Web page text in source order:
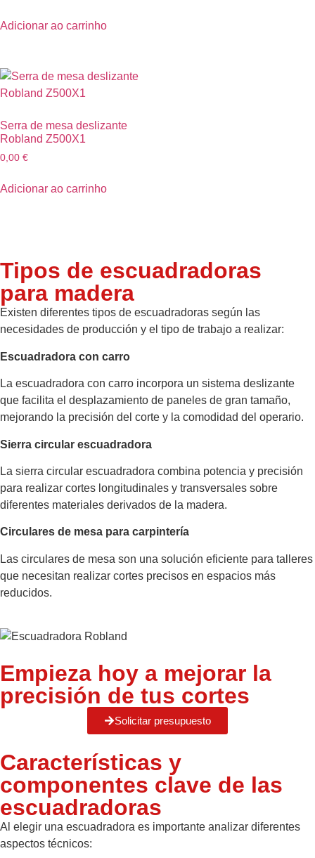
Adicionar ao carrinho
Serra de mesa deslizante
Robland Z500X1
0,00 €
Adicionar ao carrinho
Tipos de escuadradoras
para madera
Existen diferentes tipos de escuadradoras según las
necesidades de producción y el tipo de trabajo a realizar:
Escuadradora con carro
La escuadradora con carro incorpora un sistema deslizante
que facilita el desplazamiento de paneles de gran tamaño,
mejorando la precisión del corte y la comodidad del operario.
Sierra circular escuadradora
La sierra circular escuadradora combina potencia y precisión
para realizar cortes longitudinales y transversales sobre
diferentes materiales derivados de la madera.
Circulares de mesa para carpintería
Las circulares de mesa son una solución eficiente para talleres
que necesitan realizar cortes precisos en espacios más
reducidos.
Empieza hoy a mejorar la
precisión de tus cortes
Solicitar presupuesto
Características y
componentes clave de las
escuadradoras
Al elegir una escuadradora es importante analizar diferentes
aspectos técnicos: